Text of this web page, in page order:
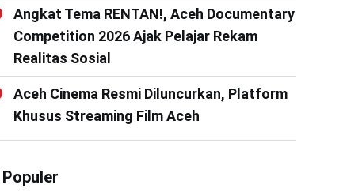
Angkat Tema RENTAN!, Aceh Documentary
Competition 2026 Ajak Pelajar Rekam
Realitas Sosial
Aceh Cinema Resmi Diluncurkan, Platform
Khusus Streaming Film Aceh
Populer